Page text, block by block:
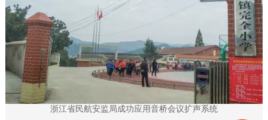
浙江省民航安监局成功应用音桥会议扩声系统